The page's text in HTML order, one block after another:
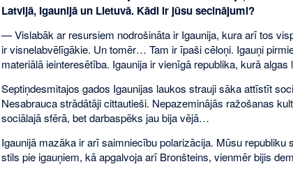
Latvijā, Igaunijā un Lietuvā. Kādi ir jūsu secinājumi?
— Vislabāk ar resursiem nodrošināta ir Igaunija, kura arī tos
ir visnelabvēlīgākie. Un tomēr… Tam ir īpaši cēloņi. Igauņi
materiālā ieinteresētība. Igaunija ir vienīgā republika, kurā
Septiņdesmitajos gados Igaunijas laukos strauji sāka attīstīt
Nesabrauca strādātāji cittautieši. Nepazeminājās ražošanas
sociālajā sfērā, bet darbaspēks jau bija vējā…
Igaunijā mazāka ir arī saimniecību polarizācija. Mūsu
stils pie igauņiem, kā apgalvoja arī Bronšteins, vienmēr bijis